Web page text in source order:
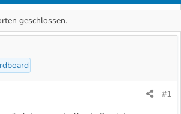
geschlossen.
#1